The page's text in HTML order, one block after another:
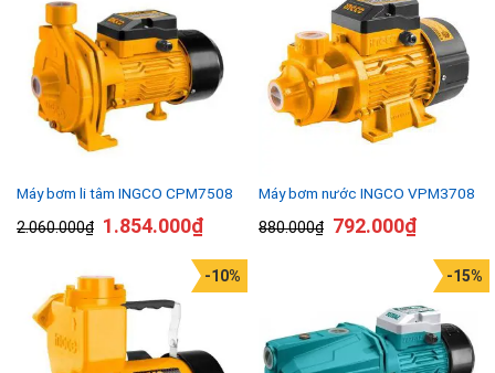
Máy bơm li tâm INGCO CPM7508
2.060.000₫ 1.854.000₫
Máy bơm nước INGCO VPM3708
880.000₫ 792.000₫
-10% -15%